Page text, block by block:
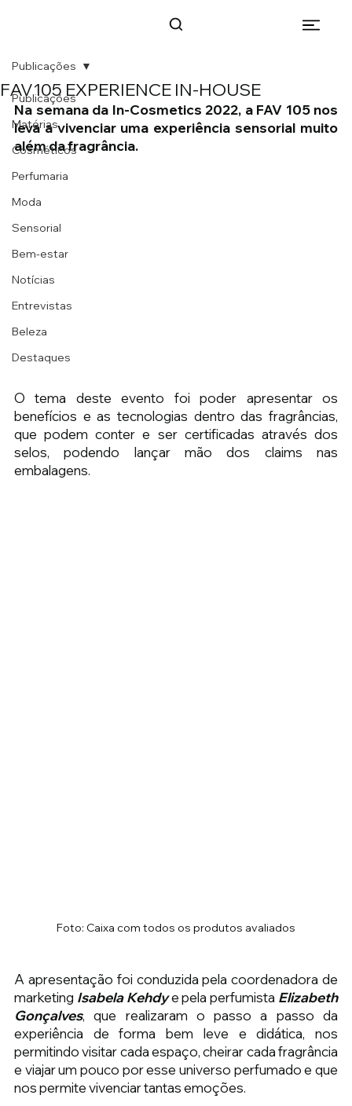
Publicações
Matérias
Cosméticos
Perfumaria
Moda
Sensorial
Bem-estar
Notícias
Entrevistas
Beleza
Destaques
Publicações
FAV105 EXPERIENCE IN-HOUSE
Na semana da In-Cosmetics 2022, a FAV 105 nos
leva a vivenciar uma experiência sensorial muito
além da fragrância.
O tema deste evento foi poder apresentar os
benefícios e as tecnologias dentro das fragrâncias,
que podem conter e ser certificadas através dos
selos, podendo lançar mão dos claims nas
embalagens.
Foto: Caixa com todos os produtos avaliados
A apresentação foi conduzida pela coordenadora de
marketing Isabela Kehdy e pela perfumista Elizabeth
Gonçalves, que realizaram o passo a passo da
experiência de forma bem leve e didática, nos
permitindo visitar cada espaço, cheirar cada fragrância
e viajar um pouco por esse universo perfumado e que
nos permite vivenciar tantas emoções.